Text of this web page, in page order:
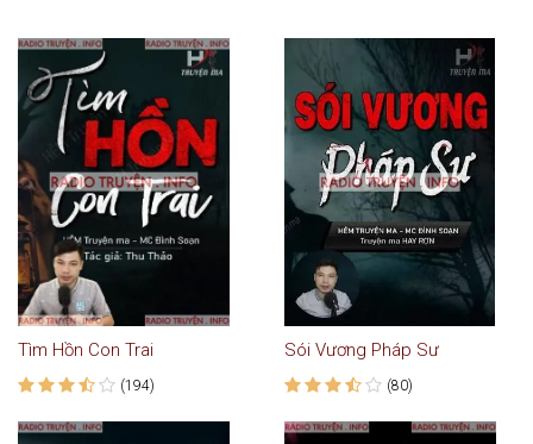
Tìm Hồn Con Trai
(194)
Sói Vương Pháp Sư
(80)